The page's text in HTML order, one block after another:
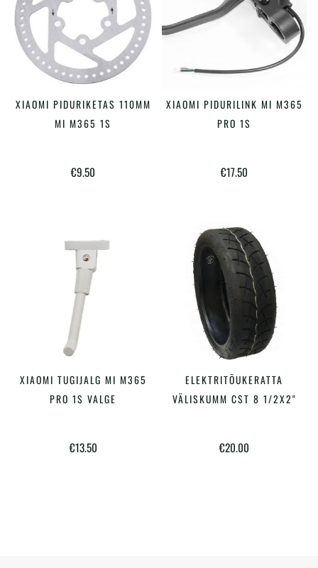
LISA KORVI
XIAOMI PIDURIKETAS 110MM
MI M365 1S
€9.50
LISA KORVI
XIAOMI PIDURILINK MI M365
PRO 1S
€17.50
LISA KORVI
XIAOMI TUGIJALG MI M365
PRO 1S VALGE
€13.50
LISA KORVI
ELEKTRITÕUKERATTA
VÄLISKUMM CST 8 1/2X2"
€20.00